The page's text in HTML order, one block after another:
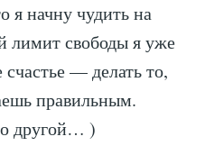
я начну чудить на
лимит свободы я уже
— делать то,
правильным.
другой… )